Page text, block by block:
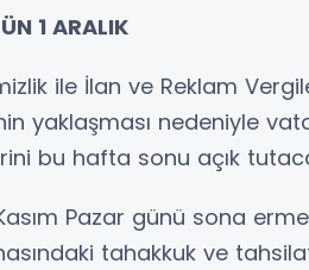
1 ARALIK
ile İlan ve Reklam
yaklaşması nedeniyle
bu hafta sonu açık
Pazar günü sona
tahakkuk ve